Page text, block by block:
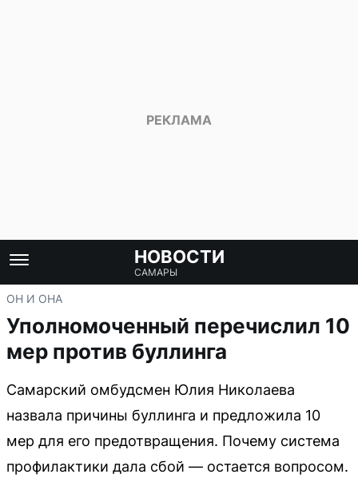
НОВОСТИ
САМАРЫ
ОН И ОНА
Уполномоченный перечислил 10
мер против буллинга
Самарский омбудсмен Юлия Николаева
назвала причины буллинга и предложила 10
мер для его предотвращения. Почему система
профилактики дала сбой — остается вопросом.